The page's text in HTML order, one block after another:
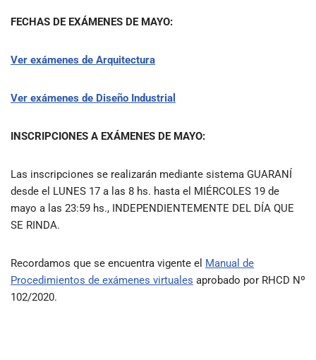
FECHAS DE EXÁMENES DE MAYO:
Ver exámenes de Arquitectura
Ver exámenes de Diseño Industrial
INSCRIPCIONES A EXÁMENES DE MAYO:
Las inscripciones se realizarán mediante sistema GUARANÍ
desde el LUNES 17 a las 8 hs. hasta el MIÉRCOLES 19 de
mayo a las 23:59 hs., INDEPENDIENTEMENTE DEL DÍA QUE
SE RINDA.
Recordamos que se encuentra vigente el Manual de
Procedimientos de exámenes virtuales aprobado por RHCD Nº
102/2020.